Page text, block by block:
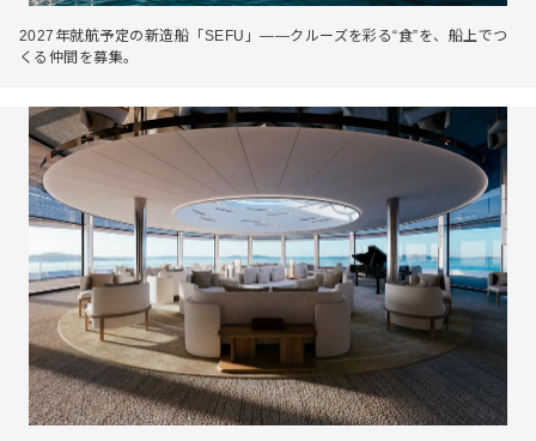
2027年就航予定の新造船「SEFU」――クルーズを彩る“食”を、船上でつ
くる仲間を募集。